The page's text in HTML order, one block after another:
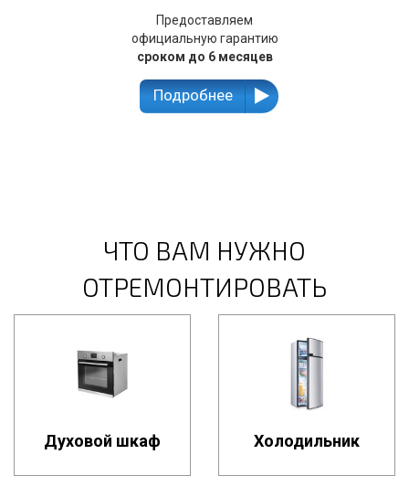
Предоставляем
официальную гарантию
сроком до 6 месяцев
Подробнее
ЧТО ВАМ НУЖНО
ОТРЕМОНТИРОВАТЬ
Духовой шкаф Холодильник